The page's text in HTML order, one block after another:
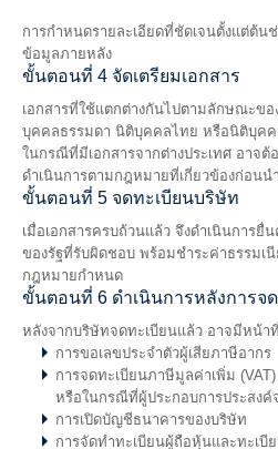
การกำหนดรายละเอียดที่ชัดเจนตั้งแต่ต้น
ข้อมูลภายหลัง
ขั้นตอนที่ 4 จัดเตรียมเอกสาร
เอกสารที่ใช้แตกต่างกันไปตามลักษณะข
บุคคลธรรมดา นิติบุคคลไทย หรือนิติบุคค
ในกรณีที่มีเอกสารจากต่างประเทศ อาจต้
ดำเนินการตามกฎหมายที่เกี่ยวข้องก่อนน
ขั้นตอนที่ 5 จดทะเบียนบริษัท
เมื่อเอกสารครบถ้วนแล้ว จึงดำเนินการ
ของรัฐที่รับผิดชอบ พร้อมชำระค่าธรรมเ
กฎหมายกำหนด
ขั้นตอนที่ 6 ดำเนินการหลังการจ
หลังจากบริษัทจดทะเบียนแล้ว อาจมีหน้า
การขอเลขประจำตัวผู้เสียภาษีอากร
การจดทะเบียนภาษีมูลค่าเพิ่ม
หรือในกรณีที่ผู้ประกอบการประสงค์
การเปิดบัญชีธนาคารของบริษัท
การจัดทำทะเบียนผู้ถือหุ้นและทะเบี